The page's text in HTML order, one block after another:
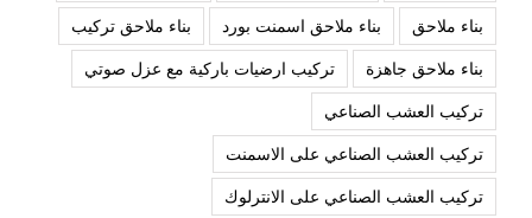
بناء ملاحق
بناء ملاحق اسمنت بورد
بناء ملاحق تركيب
بناء ملاحق جاهزة
تركيب ارضيات باركية مع عزل صوتي
تركيب العشب الصناعي
تركيب العشب الصناعي على الاسمنت
تركيب العشب الصناعي على الانترلوك